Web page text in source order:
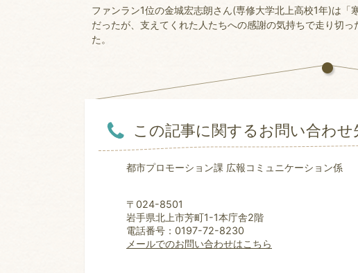
ファンラン1位の金城宏志朗さん(専修大学北上高校1年)は「
だったが、支えてくれた人たちへの感謝の気持ちで走り切
た。
この記事に関するお問い合わせ
都市プロモーション課 広報コミュニケーション係
〒024-8501
岩手県北上市芳町1-1本庁舎2階
電話番号：0197-72-8230
メールでのお問い合わせはこちら